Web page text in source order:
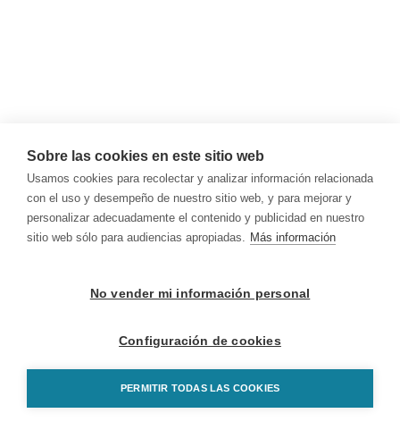
Sobre las cookies en este sitio web
Usamos cookies para recolectar y analizar información relacionada
con el uso y desempeño de nuestro sitio web, y para mejorar y
personalizar adecuadamente el contenido y publicidad en nuestro
sitio web sólo para audiencias apropiadas. Más información
No vender mi información personal
Configuración de cookies
PERMITIR TODAS LAS COOKIES